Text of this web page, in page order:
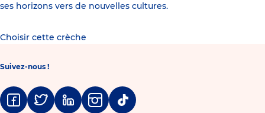
ses horizons vers de nouvelles cultures.
Choisir cette crèche
Suivez-nous !
FacebookTwitter LinkedinInstagramTiktok